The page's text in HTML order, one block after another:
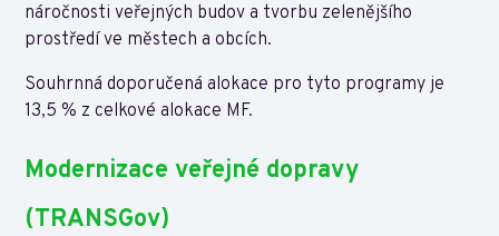
náročnosti veřejných budov a tvorbu zelenějšího
prostředí ve městech a obcích.
Souhrnná doporučená alokace pro tyto programy je
13,5 % z celkové alokace MF.
Modernizace veřejné dopravy
(TRANSGov)